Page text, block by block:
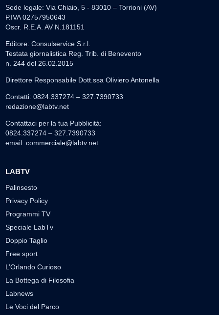
Sede legale: Via Chiaio, 5 - 83010 – Torrioni (AV)
P.IVA 02757950643
Oscr. R.E.A. AV N.181151
Editore: Consulservice S.r.l.
Testata giornalistica Reg. Trib. di Benevento
n. 244 del 26.02.2015
Direttore Responsabile Dott.ssa Oliviero Antonella
Contatti: 0824.337274 – 327.7390733
redazione@labtv.net
Contattaci per la tua Pubblicità:
0824.337274 – 327.7390733
email: commerciale@labtv.net
LABTV
Palinsesto
Privacy Policy
Programmi TV
Speciale LabTv
Doppio Taglio
Free sport
L’Orlando Curioso
La Bottega di Filosofia
Labnews
Le Voci del Parco